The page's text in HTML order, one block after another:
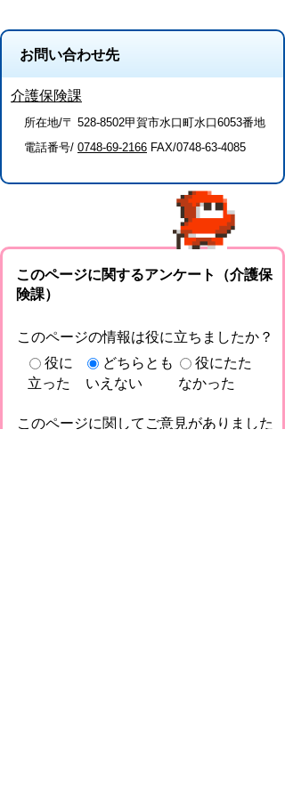
お問い合わせ先
介護保険課
所在地/〒 528-8502甲賀市水口町水口6053番地
電話番号/ 0748-69-2166 FAX/0748-63-4085
このページに関するアンケート（介護保
険課）
このページの情報は役に立ちましたか？
役に
立った
どちらとも
いえない
役にたた
なかった
このページに関してご意見がありました